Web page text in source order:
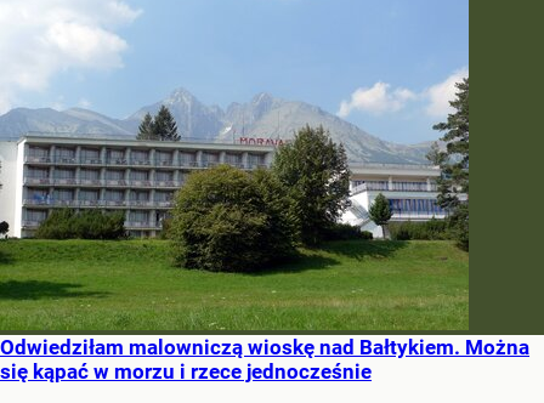
Odwiedziłam malowniczą wioskę nad Bałtykiem. Można
się kąpać w morzu i rzece jednocześnie